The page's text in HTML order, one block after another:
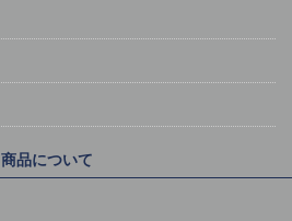
商品について